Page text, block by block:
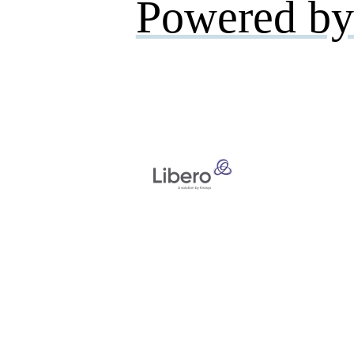
Powered